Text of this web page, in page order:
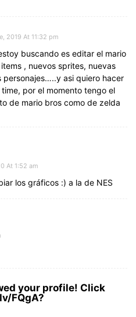
2019 At 11:32 pm
buscando es editar el mario
, nuevos sprites, nuevas
personajes…..y asi quiero hacer
por el momento tengo el
de mario bros como de zelda
At 1:52 am
los gráficos :) a la de NES
your profile! Click
FQgA?